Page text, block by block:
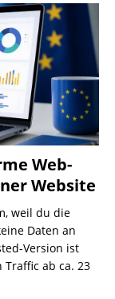
Web-
Website
weil du die
Daten an
Version ist
Traffic ab ca. 23